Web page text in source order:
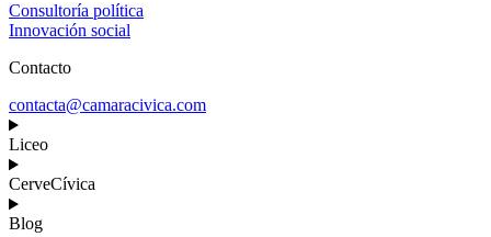
Consultoría política
Innovación social
Contacto
contacta@camaracivica.com
Liceo
CerveCívica
Blog